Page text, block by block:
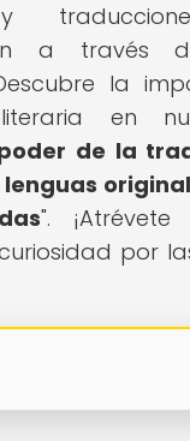
y
a través
la
en
de la
".
por